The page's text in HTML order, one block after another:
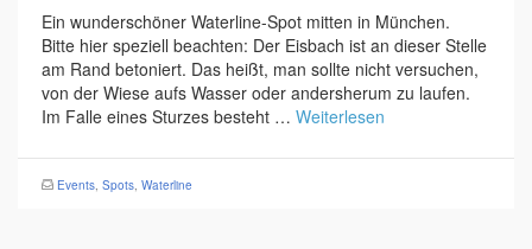
Ein wunderschöner Waterline-Spot mitten in München.
Bitte hier speziell beachten: Der Eisbach ist an dieser Stelle
am Rand betoniert. Das heißt, man sollte nicht versuchen,
von der Wiese aufs Wasser oder andersherum zu laufen.
Im Falle eines Sturzes besteht … Weiterlesen
Events Spots Waterline